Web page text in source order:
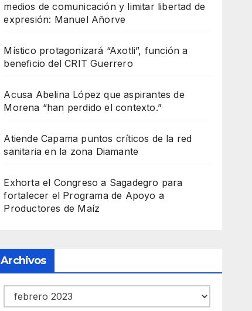
medios de comunicación y limitar libertad de
expresión: Manuel Añorve
Místico protagonizará “Axotli”, función a
beneficio del CRIT Guerrero
Acusa Abelina López que aspirantes de
Morena “han perdido el contexto.”
Atiende Capama puntos críticos de la red
sanitaria en la zona Diamante
Exhorta el Congreso a Sagadegro para
fortalecer el Programa de Apoyo a
Productores de Maíz
Archivos
Archivos